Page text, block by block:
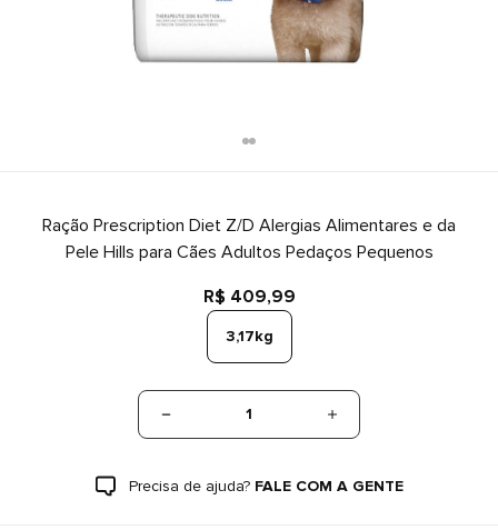
Ração Prescription Diet Z/D Alergias Alimentares e da
Pele Hills para Cães Adultos Pedaços Pequenos
R$ 409,99
3,17kg
1
Precisa de ajuda? FALE COM A GENTE